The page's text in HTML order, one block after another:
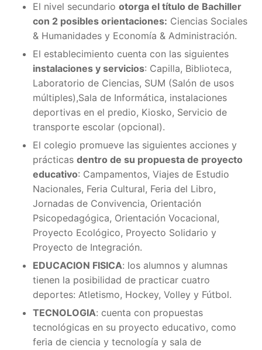
El nivel secundario otorga el título de Bachiller
con 2 posibles orientaciones: Ciencias Sociales
& Humanidades y Economía & Administración.
El establecimiento cuenta con las siguientes
instalaciones y servicios: Capilla, Biblioteca,
Laboratorio de Ciencias, SUM (Salón de usos
múltiples),Sala de Informática, instalaciones
deportivas en el predio, Kiosko, Servicio de
transporte escolar (opcional).
El colegio promueve las siguientes acciones y
prácticas dentro de su propuesta de proyecto
educativo: Campamentos, Viajes de Estudio
Nacionales, Feria Cultural, Feria del Libro,
Jornadas de Convivencia, Orientación
Psicopedagógica, Orientación Vocacional,
Proyecto Ecológico, Proyecto Solidario y
Proyecto de Integración.
EDUCACION FISICA: los alumnos y alumnas
tienen la posibilidad de practicar cuatro
deportes: Atletismo, Hockey, Volley y Fútbol.
TECNOLOGIA: cuenta con propuestas
tecnológicas en su proyecto educativo, como
feria de ciencia y tecnología y sala de